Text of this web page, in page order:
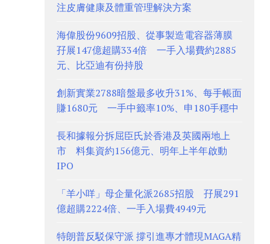
注皮膚健康及體重管理解決方案
海偉股份9609招股、從事製造電容器薄膜
孖展147億超購334倍 一手入場費約2885
元、比亞迪有份持股
創新實業2788暗盤最多收升31%、每手帳面
賺1680元 一手中籤率10%、申180手穩中
長和據報分拆屈臣氏於香港及英國兩地上
市 料集資約156億元、明年上半年啟動
IPO
「羊小咩」母企量化派2685招股 孖展291
億超購2224倍、一手入場費4949元
特朗普反駁保守派 撐引進專才體現MAGA精